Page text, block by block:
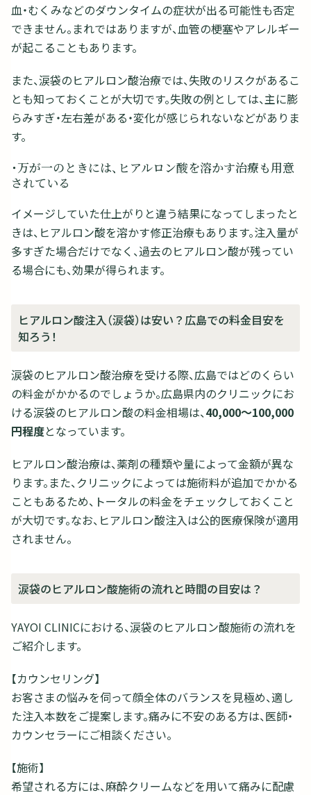
血・むくみなどのダウンタイムの症状が出る可能性も否定
できません。まれではありますが、血管の梗塞やアレルギー
が起こることもあります。
また、涙袋のヒアルロン酸治療では、失敗のリスクがあるこ
とも知っておくことが大切です。失敗の例としては、主に膨
らみすぎ・左右差がある・変化が感じられないなどがありま
す。
・万が一のときには、ヒアルロン酸を溶かす治療も用意
されている
イメージしていた仕上がりと違う結果になってしまったと
きは、ヒアルロン酸を溶かす修正治療もあります。注入量が
多すぎた場合だけでなく、過去のヒアルロン酸が残ってい
る場合にも、効果が得られます。
ヒアルロン酸注入（涙袋）は安い？広島での料金目安を
知ろう！
涙袋のヒアルロン酸治療を受ける際、広島ではどのくらい
の料金がかかるのでしょうか。広島県内のクリニックにお
ける涙袋のヒアルロン酸の料金相場は、40,000～100,000
円程度となっています。
ヒアルロン酸治療は、薬剤の種類や量によって金額が異な
ります。また、クリニックによっては施術料が追加でかかる
こともあるため、トータルの料金をチェックしておくこと
が大切です。なお、ヒアルロン酸注入は公的医療保険が適用
されません。
涙袋のヒアルロン酸施術の流れと時間の目安は？
YAYOI CLINICにおける、涙袋のヒアルロン酸施術の流れを
ご紹介します。
【カウンセリング】
お客さまの悩みを伺って顔全体のバランスを見極め、適し
た注入本数をご提案します。痛みに不安のある方は、医師・
カウンセラーにご相談ください。
【施術】
希望される方には、麻酔クリームなどを用いて痛みに配慮